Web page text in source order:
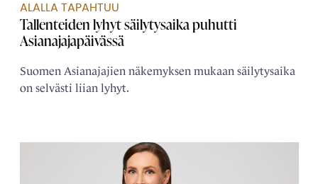
ALALLA TAPAHTUU
Tallenteiden lyhyt säilytysaika puhutti
Asianajajapäivässä
Suomen Asianajajien näkemyksen mukaan säilytysaika
on selvästi liian lyhyt.